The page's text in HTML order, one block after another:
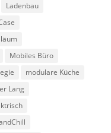
Ladenbau
Mobiles Büro
modulare Küche
Lang